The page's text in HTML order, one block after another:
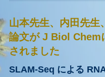
おけるTNFα-IL-6軸や
山本先生、内田先生
論文が J Biol Chem
されました
SLAM-Seq による